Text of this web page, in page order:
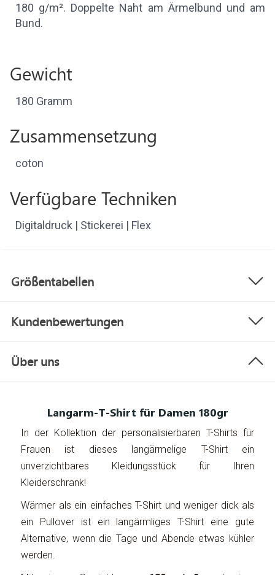
180 g/m². Doppelte Naht am Ärmelbund und am
Bund.
Gewicht
180 Gramm
Zusammensetzung
coton
Verfügbare Techniken
Digitaldruck | Stickerei | Flex
Größentabellen
Kundenbewertungen
Über uns
Langarm-T-Shirt für Damen 180gr
In der Kollektion der personalisierbaren T-Shirts für
Frauen ist dieses langärmelige T-Shirt ein
unverzichtbares Kleidungsstück für Ihren
Kleiderschrank!
Wärmer als ein einfaches T-Shirt und weniger dick als
ein Pullover ist ein langärmliges T-Shirt eine gute
Alternative, wenn die Tage und Abende etwas kühler
werden.